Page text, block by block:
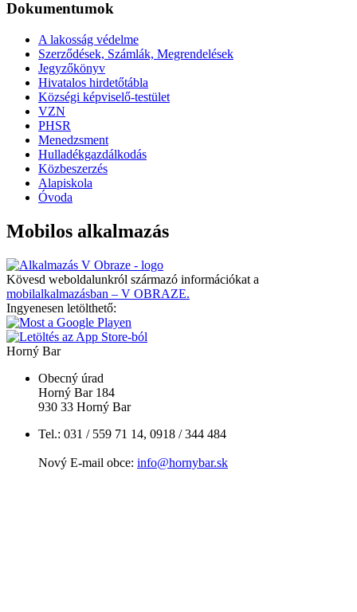
Dokumentumok
A lakosság védelme
Szerződések, Számlák, Megrendelések
Jegyzőkönyv
Hivatalos hirdetőtábla
Községi képviselő-testület
VZN
PHSR
Menedzsment
Hulladékgazdálkodás
Közbeszerzés
Alapiskola
Óvoda
Mobilos alkalmazás
Kövesd weboldalunkról származó információkat a
mobilalkalmazásban – V OBRAZE.
Ingyenesen letölthető:
Horný Bar
Obecný úrad
Horný Bar 184
930 33 Horný Bar
Tel.: 031 / 559 71 14, 0918 / 344 484
Nový E-mail obce: info@hornybar.sk